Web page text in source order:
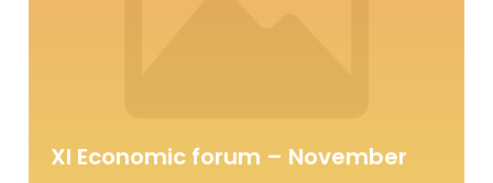
XI Economic forum – November